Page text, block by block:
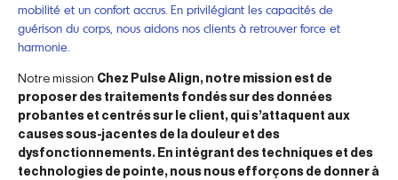
mobilité et un confort accrus. En privilégiant les capacités de
guérison du corps, nous aidons nos clients à retrouver force et
harmonie.
Notre mission Chez Pulse Align, notre mission est de
proposer des traitements fondés sur des données
probantes et centrés sur le client, qui s’attaquent aux
causes sous-jacentes de la douleur et des
dysfonctionnements. En intégrant des techniques et des
technologies de pointe, nous nous efforçons de donner à